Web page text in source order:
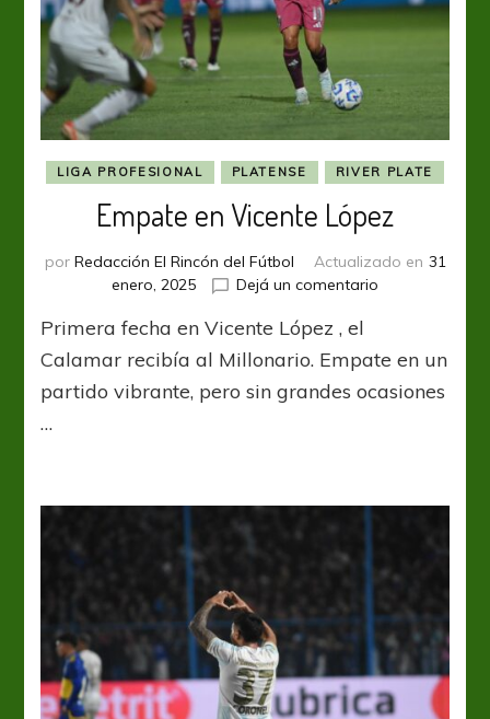
LIGA PROFESIONAL PLATENSE RIVER PLATE
Empate en Vicente López
por Redacción El Rincón del Fútbol Actualizado en 31
enero, 2025
Dejá un comentario
Vicente
Primera fecha en Vicente López , el
Calamar recibía al Millonario. Empate en un
partido vibrante, pero sin grandes ocasiones
…